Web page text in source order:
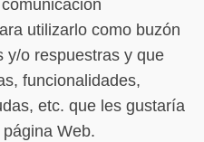
utilizarlo como buzón
y/o respuestras y que
funcionalidades,
etc. que les gustaría
Web.